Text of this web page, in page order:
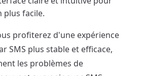
plus facile.
profiterez d'une expérience
SMS plus stable et efficace,
les problèmes de